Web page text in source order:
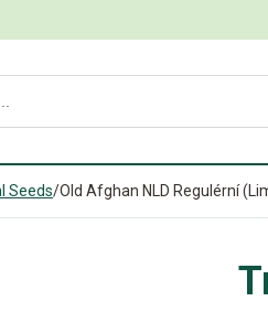
Seeds/Old Afghan NLD Regulérní